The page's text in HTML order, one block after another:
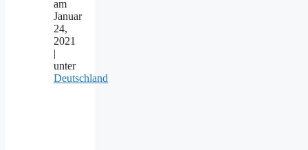
am
Januar
24,
2021
|
unter
Deutschland